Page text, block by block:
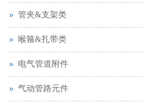
管夹&支架类
喉箍&扎带类
电气管道附件
气动管路元件